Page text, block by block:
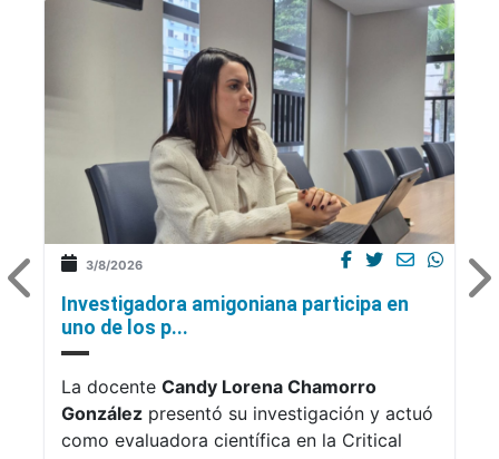
3/8/2026
Investigadora amigoniana participa en
uno de los p...
La docente Candy Lorena Chamorro
González presentó su investigación y actuó
como evaluadora científica en la Critical